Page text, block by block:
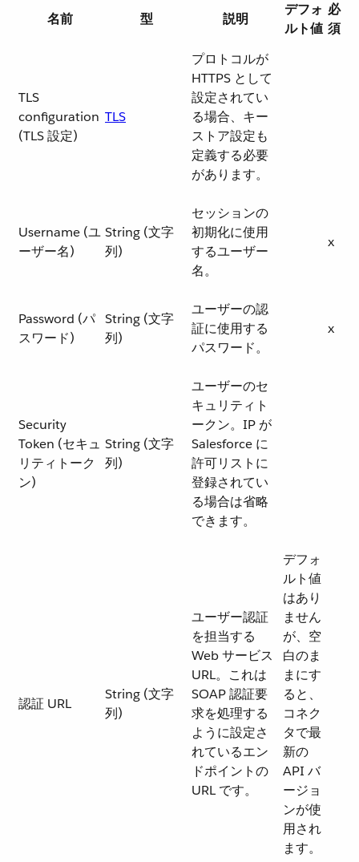
名前 型 説明
デフォ
ルト値
必
須
TLS
configuration
(TLS 設定)
TLS
プロトコルが
HTTPS として
設定されてい
る場合、キー
ストア設定も
定義する必要
があります。
Username (ユ
ーザー名)
String (文字
列)
セッションの
初期化に使用
するユーザー
名。
x
Password (パ
スワード)
String (文字
列)
ユーザーの認
証に使用する
パスワード。
x
Security
Token (セキュ
リティトーク
ン)
String (文字
列)
ユーザーのセ
キュリティト
ークン。IP が
Salesforce に
許可リストに
登録されてい
る場合は省略
できます。
認証 URL
String (文字
列)
ユーザー認証
を担当する
Web サービス
URL。これは
SOAP 認証要
求を処理する
ように設定さ
れているエン
ドポイントの
URL です。
デフォ
ルト値
はあり
ません
が、空
白のま
まにす
ると、
コネク
タで最
新の
API バ
ージョ
ンが使
用され
ます。